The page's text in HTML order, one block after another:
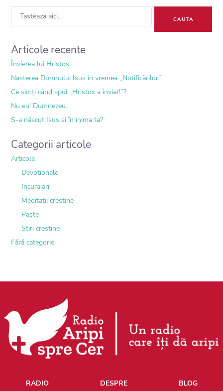
Articole recente
Învierea lui Hristos!
Nașterea Domnului Isus în vremea „Notificărilor”
Ce simți când spui „Hristos a înviat!”?
Nu eu! Dumnezeu.
S-a născut Isus și în inima ta?
Categorii articole
Articole
Devotionale
Incurajari
Meditatii crestine
Paște
Stiri crestine
Fără categorie
RADIO DESPRE BLOG